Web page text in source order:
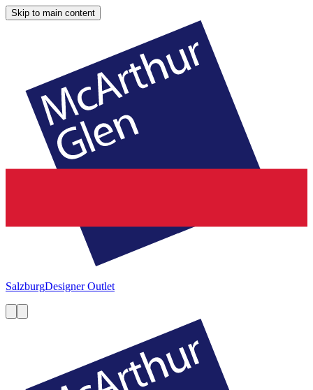
Skip to main content
SalzburgDesigner Outlet